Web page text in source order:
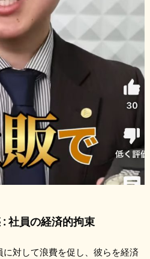
社員の経済的拘束
対して浪費を促し、彼らを経済